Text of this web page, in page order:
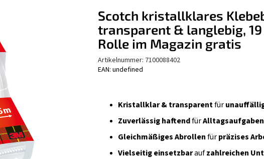
Kristallklar & transparentfür
Zuverlässig haftendfürAlltagsaufgaben
Gleichmäßiges Abrollenfürpräzises
Vielseitig einsetzbaraufzahlreichen
Scotch kristallklares
transparent & langlebig, 19
Rolle im Magazin gratis
Artikelnummer: 7100088402
EAN: undefined